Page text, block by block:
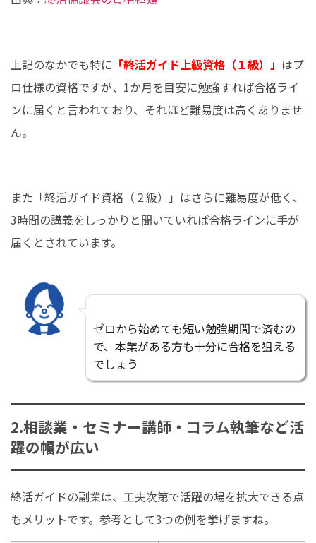
上記のなかでも特に 「終活ガイド上級資格（１級）」 はプ
ロ仕様の資格ですが、1か月を目安に勉強すれば合格ライ
ンに届くと言われており、それほど難易度は高くありませ
ん。
また「終活ガイド資格（２級）」はさらに難易度が低く、
3時間の講義をしっかりと聞いていれば合格ラインに手が
届くとされています。
ゼロから始めても短い勉強期間で済むの
で、本業がある方も十分に合格を狙える
でしょう
2.相談業・セミナー講師・コラム執筆など活
躍の幅が広い
終活ガイドの副業は、工夫次第で活躍の場を拡大できる点
もメリットです。参考として3つの例を挙げますね。